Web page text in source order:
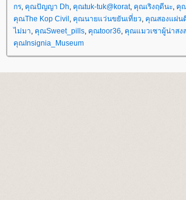
กร, คุณปัญญา Dh, คุณtuk-tuk@korat, คุณเริงฤดีนะ, คุ
คุณThe Kop Civil , คุณนายแว่นขยันเที่ยว, คุณสองแผ่น
ไม่มา, คุณSweet_pills, คุณtoor36, คุณแมวเซาผู้น่าสง
คุณInsignia_Museum